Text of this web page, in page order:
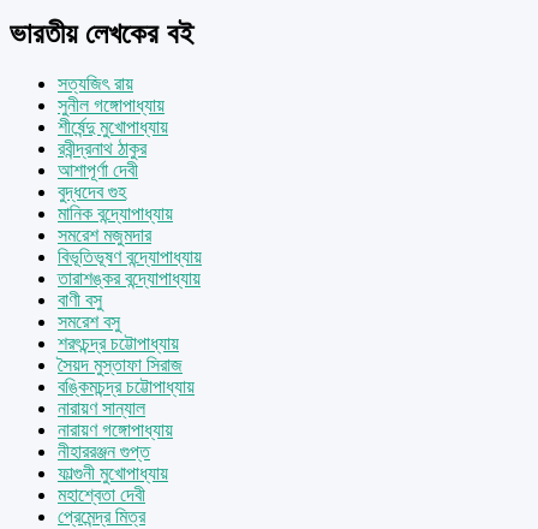
ভারতীয় লেখকের বই
সত্যজিৎ রায়
সুনীল গঙ্গোপাধ্যায়
শীর্ষেন্দু মুখোপাধ্যায়
রবীন্দ্রনাথ ঠাকুর
আশাপূর্ণা দেবী
বুদ্ধদেব গুহ
মানিক বন্দ্যোপাধ্যায়
সমরেশ মজুমদার
বিভূতিভূষণ বন্দ্যোপাধ্যায়
তারাশঙ্কর বন্দ্যোপাধ্যায়
বাণী বসু
সমরেশ বসু
শরৎচন্দ্র চট্টোপাধ্যায়
সৈয়দ মুস্তাফা সিরাজ
বঙ্কিমচন্দ্র চট্টোপাধ্যায়
নারায়ণ সান্যাল
নারায়ণ গঙ্গোপাধ্যায়
নীহাররঞ্জন গুপ্ত
ফাল্গুনী মুখোপাধ্যায়
মহাশ্বেতা দেবী
প্রেমেন্দ্র মিত্র